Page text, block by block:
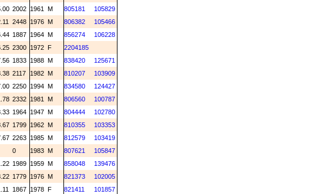
2002 1961 M 805181
105829
2448 1976 M 806382
105466
1887 1964 M 856274
106228
2300 1972 F
2204185
1833 1988 M 838420
125671
2117 1982 M 810207
103909
2250 1994 M 834580
124427
2332 1981 M 806560
100787
1964 1947 M 804444
102780
1799 1962 M 810355
103353
2263 1985 M 812579
103419
0 1983 M 807621
105847
1989 1959 M 858048
139476
1779 1976 M 821373
102005
1867 1978 F 821411
101857